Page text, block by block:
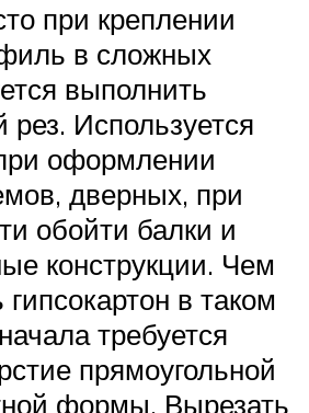
при креплении
в сложных
выполнить
рез. Используется
оформлении
дверных, при
обойти балки и
конструкции. Чем
в таком
требуется
прямоугольной
формы. Вырезать